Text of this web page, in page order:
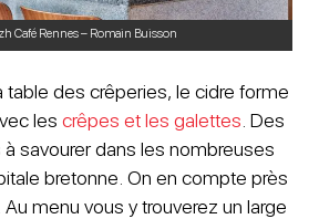
Café Rennes – Romain Buisson
table des crêperies, le cidre forme
les crêpes et les galettes. Des
savourer dans les nombreuses
bretonne. On en compte près
Au menu vous y trouverez un large